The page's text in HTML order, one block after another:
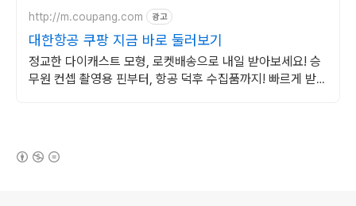
http://m.coupang.com 광고
대한항공 쿠팡 지금 바로 둘러보기
정교한 다이캐스트 모형, 로켓배송으로 내일 받아보세요! 승
무원 컨셉 촬영용 핀부터, 항공 덕후 수집품까지! 빠르게 받아